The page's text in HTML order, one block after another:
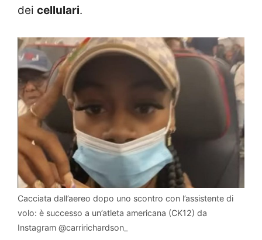
dei cellulari.
Cacciata dall’aereo dopo uno scontro con l’assistente di
volo: è successo a un’atleta americana (CK12) da
Instagram @carririchardson_